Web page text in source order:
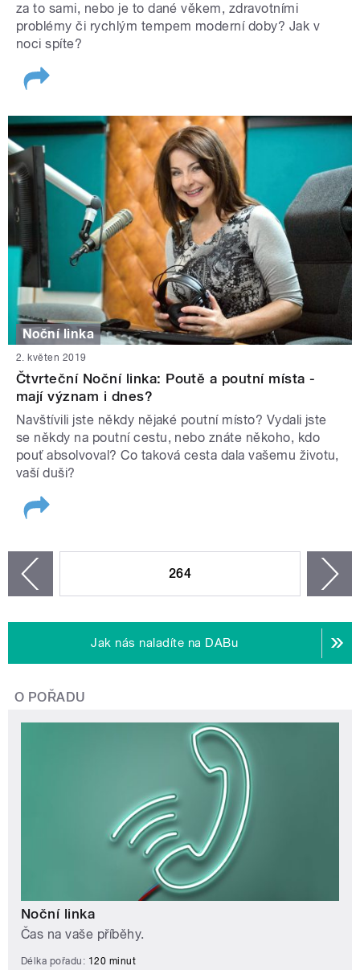
za to sami, nebo je to dané věkem, zdravotními
problémy či rychlým tempem moderní doby? Jak v
noci spíte?
Noční linka
2. květen 2019
Čtvrteční Noční linka: Poutě a poutní místa -
mají význam i dnes?
Navštívili jste někdy nějaké poutní místo? Vydali jste
se někdy na poutní cestu, nebo znáte někoho, kdo
pouť absolvoval? Co taková cesta dala vašemu životu,
vaší duši?
264
Jak nás naladíte na DABu
O POŘADU
Noční linka
Čas na vaše příběhy.
Délka pořadu: 120 minut